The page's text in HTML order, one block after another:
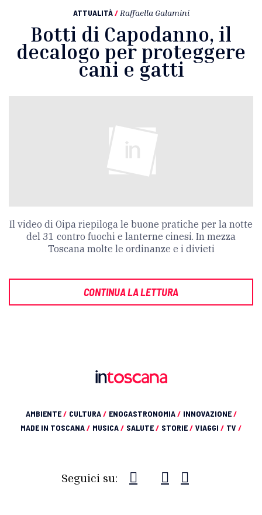
ATTUALITÀ / Raffaella Galamini
Botti di Capodanno, il
decalogo per proteggere
cani e gatti
Il video di Oipa riepiloga le buone pratiche per la notte
del 31 contro fuochi e lanterne cinesi. In mezza
Toscana molte le ordinanze e i divieti
CONTINUA LA LETTURA
AMBIENTE/ CULTURA/ ENOGASTRONOMIA/ INNOVAZIONE/
MADE IN TOSCANA/ MUSICA/ SALUTE/ STORIE/ VIAGGI / TV /
Seguici su: